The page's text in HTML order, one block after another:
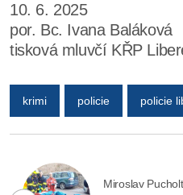
10. 6. 2025
por. Bc. Ivana Baláková
tisková mluvčí KŘP
krimi policie policie
Miroslav Pucholt